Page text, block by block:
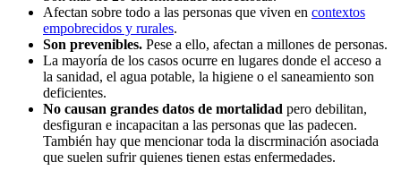
Afectan sobre todo a las personas que viven en contextos
empobrecidos y rurales.
Son prevenibles. Pese a ello, afectan a millones de personas.
La mayoría de los casos ocurre en lugares donde el acceso a
la sanidad, el agua potable, la higiene o el saneamiento son
deficientes.
No causan grandes datos de mortalidad pero debilitan,
desfiguran e incapacitan a las personas que las padecen.
También hay que mencionar toda la discrminación asociada
que suelen sufrir quienes tienen estas enfermedades.